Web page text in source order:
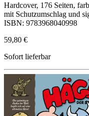
Hardcover, 176 Seiten,
mit Schutzumschlag und
ISBN: 9783968040998
59,80 €
Sofort lieferbar